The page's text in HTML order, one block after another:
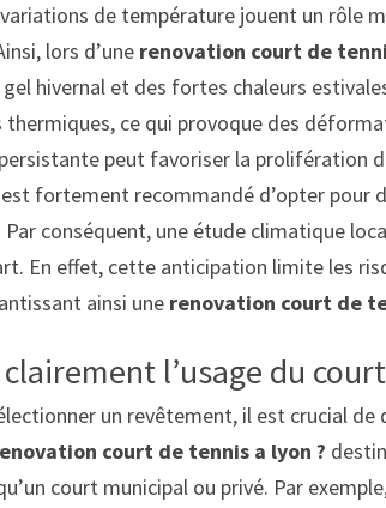
de température jouent un rôle
lors d’une renovation court de
hivernal et des fortes chaleurs
ce qui provoque des
peut favoriser la prolifération
fortement recommandé d’opter pour
conséquent, une étude climatique
En effet, cette anticipation limite les
ainsi une renovation court de
l’usage du
un revêtement, il est crucial de
court de tennis a lyon ?
court municipal ou privé. Par